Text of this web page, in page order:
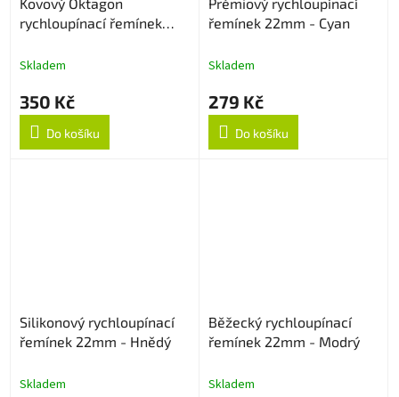
rychloupínací řemínek
Skladem
350 Kč
Do košíku
řemínek 22mm - Cyan
Skladem
279 Kč
Do košíku
Silikonový rychloupínací
řemínek 22mm - Hnědý
Skladem
Běžecký rychloupínací
řemínek 22mm - Modrý
Skladem